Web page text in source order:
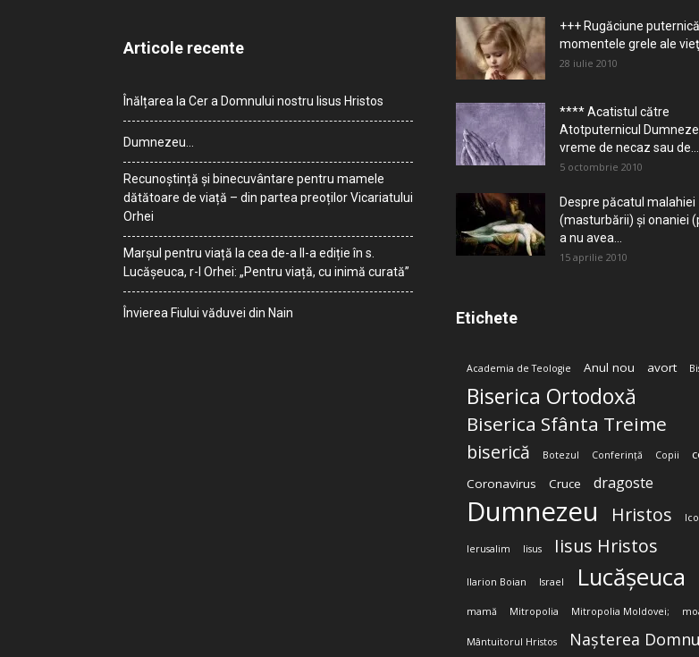
Articole recente
Înălțarea la Cer a Domnului nostru Iisus Hristos
Dumnezeu…
Recunoștință și binecuvântare pentru mamele
dătătoare de viață – din partea preoților Vicariatului
Orhei
Marșul pentru viață la cea de-a II-a ediție în s.
Lucășeuca, r-l Orhei: „Pentru viață, cu inimă curată”
Învierea Fiului văduvei din Nain
+++ Rugăciune
momentele grele ale
28 iulie 2010
**** Acatistul către
Atotputernicul
vreme de necaz sau de...
5 octombrie 2010
Despre păcatul malahiei
(masturbării) şi onaniei
a nu avea...
15 aprilie 2010
Etichete
Academia de Teologie Anul nou avort
Biserica Ortodoxă
Biserica Sfânta Treime
biserică Botezul Conferință Copii
Coronavirus
Cruce dragoste
Dumnezeu Hristos
Ierusalim Iisus Iisus Hristos
Ilarion Boian Israel Lucășeuca
mamă Mitropolia Mitropolia Moldovei;
Mântuitorul Hristos Nașterea